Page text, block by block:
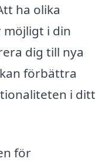
ha olika
möjligt i din
dig till nya
förbättra
i ditt
för